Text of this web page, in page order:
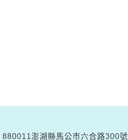
澎湖縣馬公市六合路300號